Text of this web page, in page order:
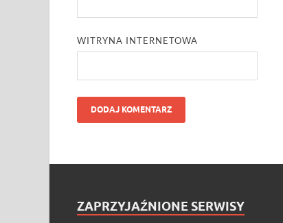
WITRYNA INTERNETOWA
ZAPRZYJAŹNIONE SERWISY